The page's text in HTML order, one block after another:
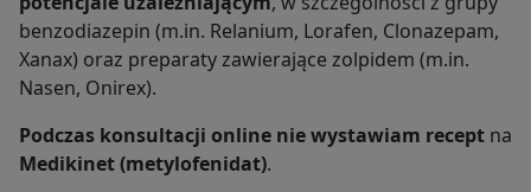
benzodiazepin (m.in. Relanium, Lorafen, Clonazepam,
Xanax) oraz preparaty zawierające zolpidem (m.in.
Nasen, Onirex).
Podczas konsultacji online nie wystawiam recept na
Medikinet (metylofenidat).